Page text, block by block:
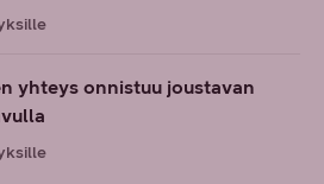
yhteys onnistuu joustavan